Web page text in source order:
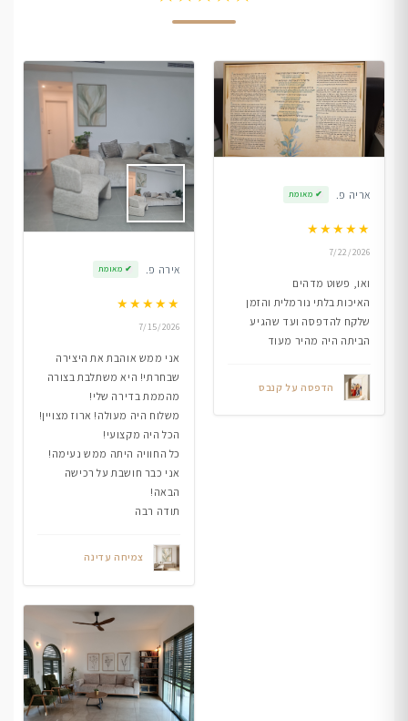
אריה פ. ✔ מאומת
★★★★★
7/22/2026
ואו, פשוט מדהים
האיכות בלתי נורמלית והזמן
שלקח להדפסה ועד שהגיע
הביתה היה מהיר מעוד
הדפסה על קנבס
אירה פ. ✔ מאומת
★★★★★
7/15/2026
אני ממש אוהבת את היצירה
שבחרתי! היא משתלבת בצורה
מהממת בדירה שלי!
משלוח היה מעולה! ארוז מצויין!
הכל היה מקצועי!
כל החוויה היתה ממש נעימה!
אני כבר חושבת על רכישה
הבאה!
תודה רבה
צמיחה עדינה